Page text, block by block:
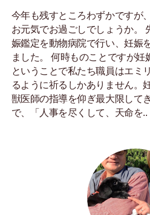
今年も残すところわずかですが
お元気でお過ごしでしょうか。
娠鑑定を動物病院で行い、妊娠
ました。 何時ものことですが妊
ということで私たち職員はエミ
るように祈るしかありません。
獣医師の指導を仰ぎ最大限して
で、「人事を尽くして、天命を..